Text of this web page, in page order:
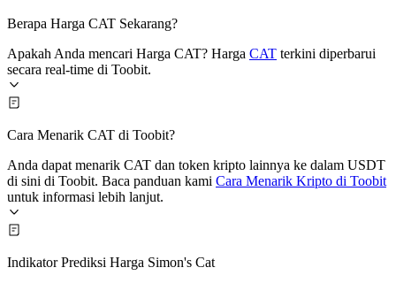
Berapa Harga CAT Sekarang?
Apakah Anda mencari Harga CAT? Harga CAT terkini diperbarui
secara real-time di Toobit.
Cara Menarik CAT di Toobit?
Anda dapat menarik CAT dan token kripto lainnya ke dalam USDT
di sini di Toobit. Baca panduan kami Cara Menarik Kripto di Toobit
untuk informasi lebih lanjut.
Indikator Prediksi Harga Simon's Cat